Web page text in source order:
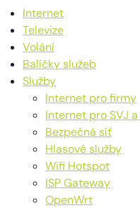
Internet
Televize
Volání
Balíčky služeb
Služby
Internet pro firmy
Internet pro SVJ
Bezpečná síť
Hlasové služby
Wifi Hotspot
ISP Gateway
OpenWrt